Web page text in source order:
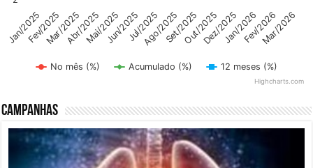
No mês (%) Acumulado (%) 12 meses (%)
Jan/2025Fev/2025Mar/2025Abr/2025Mai/2025Jun/2025Jul/2025Ago/2025Set/2025Out/2025Dez/2025Jan/2026Fev/2026Mar/2026
Highcharts.com
Campanhas